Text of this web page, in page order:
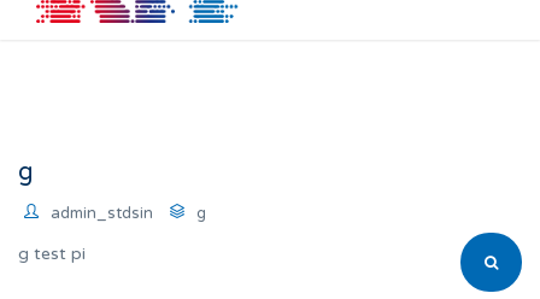
g
admin_stdsin g
g test pi